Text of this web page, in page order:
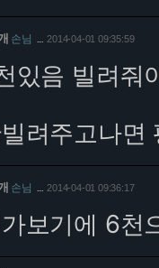
손님 2014-04-01 09:35:59
있음 빌려줘
려주고나면
손님 2014-04-01 09:36:17
보기에 6천